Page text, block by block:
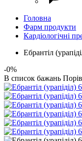
Головна
Фарм продукти
Кардіологічні
Ебрантіл
-0%
В список бажань